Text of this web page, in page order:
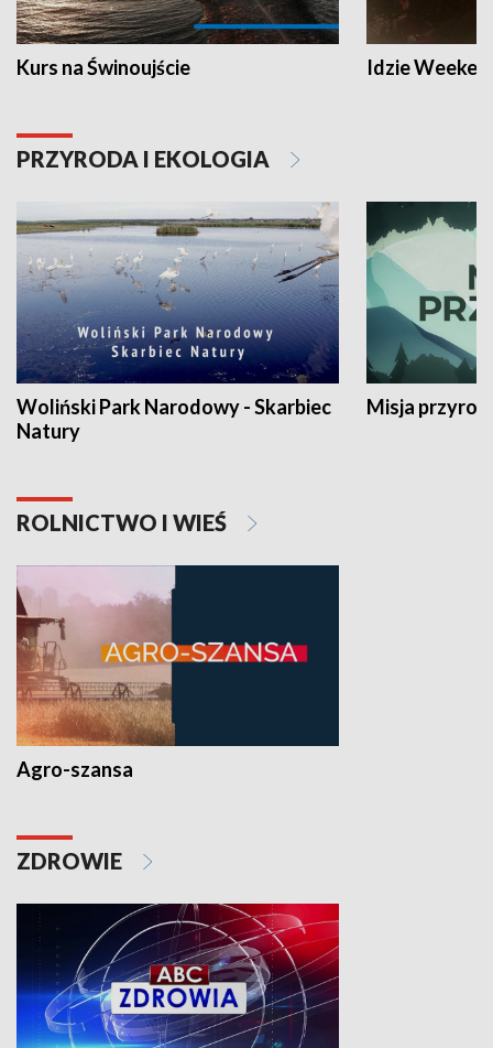
Kurs na Świnoujście Idzie
PRZYRODA I EKOLOGIA
Woliński Park Narodowy - Skarbiec
Natury
Misja
ROLNICTWO I WIEŚ
Agro-szansa
ZDROWIE